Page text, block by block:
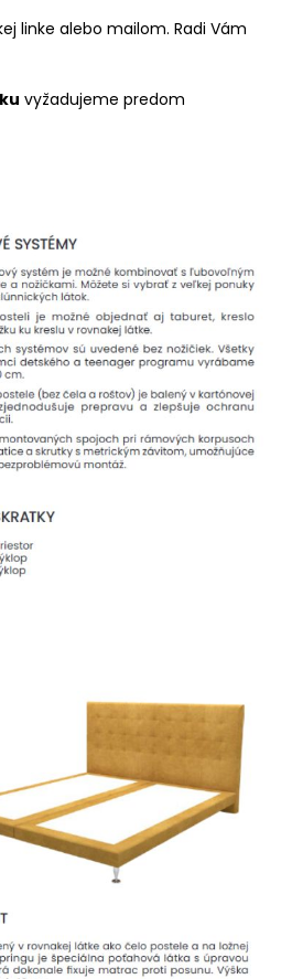
linke alebo mailom. Radi Vám
vyžadujeme predom